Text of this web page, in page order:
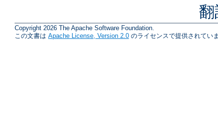
Copyright 2026 The Apache Software Foundation.
この文書は Apache License, Version 2.0 のライセンスで提供されてい